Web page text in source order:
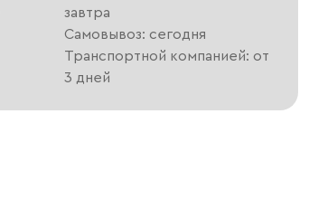
завтра
Самовывоз: сегодня
Транспортной компанией: от
3 дней